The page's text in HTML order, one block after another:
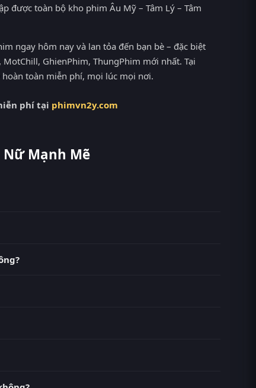
được toàn bộ kho phim Âu Mỹ – Tâm Lý – Tâm
ngay hôm nay và lan tỏa đến bạn bè – đặc biệt
GhienPhim, ThungPhim mới nhất. Tại
toàn miễn phí, mọi lúc mọi nơi.
phí tại phimvn2y.com
Mạnh Mẽ
MotChill, GhienPhim, ThungPhim, Phim